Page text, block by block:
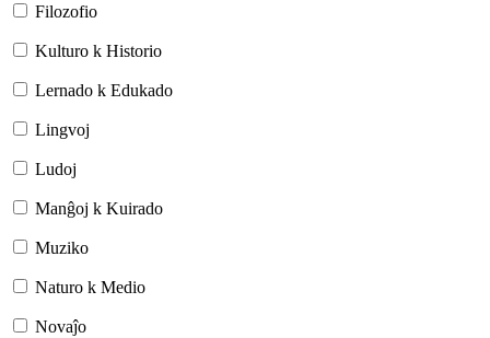
Filozofio
Kulturo k Historio
Lernado k Edukado
Lingvoj
Ludoj
Manĝoj k Kuirado
Muziko
Naturo k Medio
Novaĵo